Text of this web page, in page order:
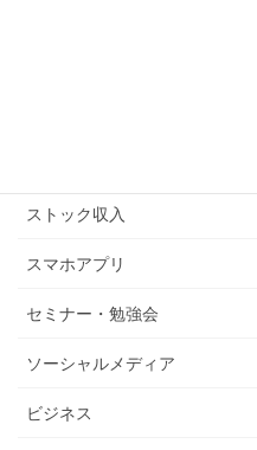
ストック収入
スマホアプリ
セミナー・勉強会
ソーシャルメディア
ビジネス